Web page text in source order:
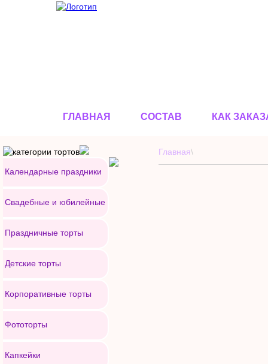
ГЛАВНАЯ СОСТАВ КАК
Главная\
Календарные праздники
Свадебные и юбилейные
Праздничные торты
Детские торты
Корпоративные торты
Фототорты
Капкейки